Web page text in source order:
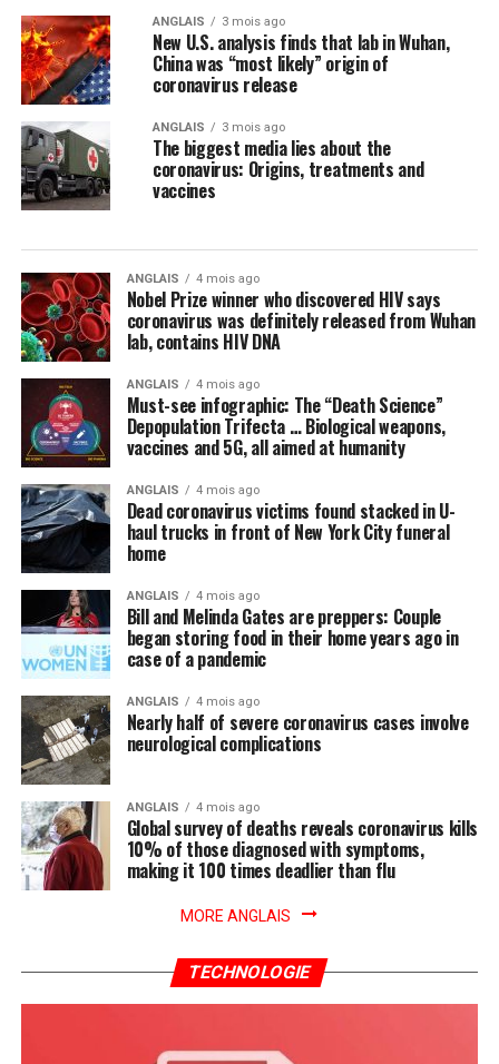
ANGLAIS 3 mois ago
New U.S. analysis finds that lab in Wuhan,
China was “most likely” origin of
coronavirus release
ANGLAIS 3 mois ago
The biggest media lies about the
coronavirus: Origins, treatments and
vaccines
ANGLAIS 4 mois ago
Nobel Prize winner who discovered HIV says
coronavirus was definitely released from Wuhan
lab, contains HIV DNA
ANGLAIS 4 mois ago
Must-see infographic: The “Death Science”
Depopulation Trifecta … Biological weapons,
vaccines and 5G, all aimed at humanity
ANGLAIS 4 mois ago
Dead coronavirus victims found stacked in U-
haul trucks in front of New York City funeral
home
ANGLAIS 4 mois ago
Bill and Melinda Gates are preppers: Couple
began storing food in their home years ago in
case of a pandemic
ANGLAIS 4 mois ago
Nearly half of severe coronavirus cases involve
neurological complications
ANGLAIS 4 mois ago
Global survey of deaths reveals coronavirus kills
10% of those diagnosed with symptoms,
making it 100 times deadlier than flu
MORE ANGLAIS
TECHNOLOGIE